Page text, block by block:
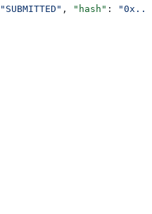
"SUBMITTED" , "hash" :